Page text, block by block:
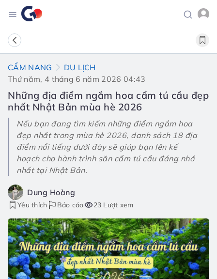
CẨM NANG
DU LỊCH
Thứ năm, 4 tháng 6 năm 2026 04:43
Những địa điểm ngắm hoa cẩm tú cầu đẹp
nhất Nhật Bản mùa hè 2026
Nếu bạn đang tìm kiếm những điểm ngắm hoa
đẹp nhất trong mùa hè 2026, danh sách 18 địa
điểm nổi tiếng dưới đây sẽ giúp bạn lên kế
hoạch cho hành trình săn cẩm tú cầu đáng nhớ
nhất tại Nhật Bản.
Dung Hoàng
Yêu thích Báo cáo 23 Lượt xem